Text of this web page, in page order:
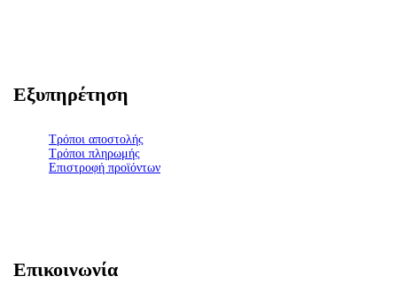
Εξυπηρέτηση
Τρόποι αποστολής
Τρόποι πληρωμής
Επιστροφή προϊόντων
Επικοινωνία